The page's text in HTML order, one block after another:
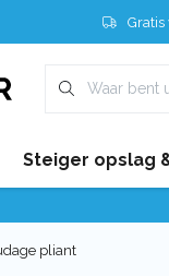
Steiger opslag
pliant